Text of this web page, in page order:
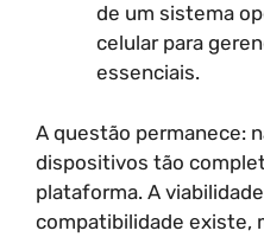
de um sistema
celular para
essenciais.
A questão permanece:
dispositivos tão
plataforma. A
compatibilidade existe,